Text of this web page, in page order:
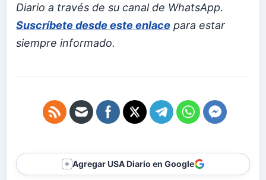
Diario a través de su canal de WhatsApp.
Suscríbete desde este enlace para estar
siempre informado.
＋ Agregar USA Diario en Google